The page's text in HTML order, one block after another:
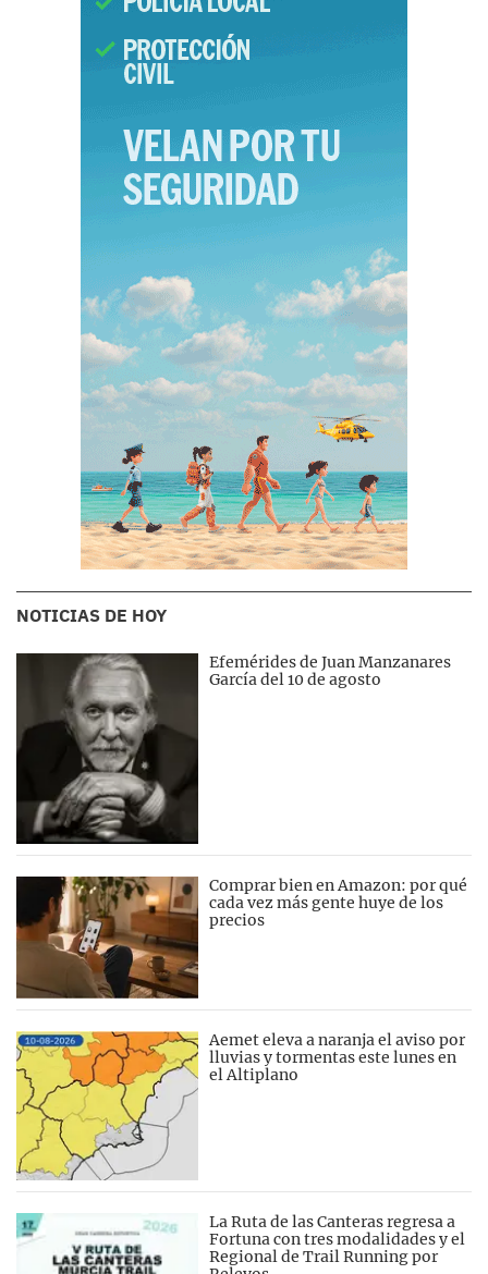
NOTICIAS DE HOY
Efemérides de Juan Manzanares
García del 10 de agosto
Comprar bien en Amazon: por qué
cada vez más gente huye de los
precios
Aemet eleva a naranja el aviso por
lluvias y tormentas este lunes en
el Altiplano
La Ruta de las Canteras regresa a
Fortuna con tres modalidades y el
Regional de Trail Running por